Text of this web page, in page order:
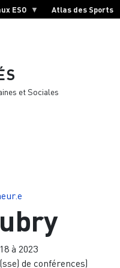
ESO Atlas des Sports
et Sociales
à 2023
de conférences)